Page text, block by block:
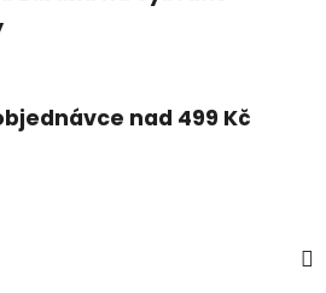
nad 499 Kč